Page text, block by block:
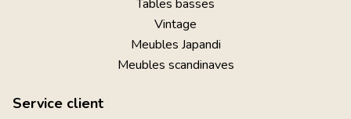
Tables basses
Vintage
Meubles Japandi
Meubles scandinaves
Service client